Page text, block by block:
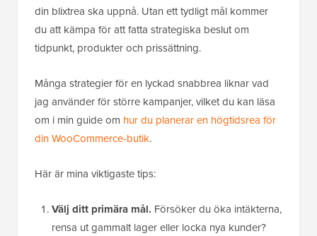
din blixtrea ska uppnå. Utan ett tydligt mål kommer
du att kämpa för att fatta strategiska beslut om
tidpunkt, produkter och prissättning.
Många strategier för en lyckad snabbrea liknar vad
jag använder för större kampanjer, vilket du kan läsa
om i min guide om hur du planerar en högtidsrea för
din WooCommerce-butik.
Här är mina viktigaste tips:
Välj ditt primära mål. Försöker du öka intäkterna,
rensa ut gammalt lager eller locka nya kunder?